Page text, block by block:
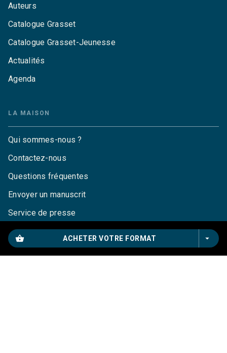
shopping_basket ACHETER VOTRE FORMAT arrow_drop_down
Auteurs
Catalogue Grasset
Catalogue Grasset-Jeunesse
Actualités
Agenda
LA MAISON
Qui sommes-nous ?
Contactez-nous
Questions fréquentes
Envoyer un manuscrit
Service de presse
Droits